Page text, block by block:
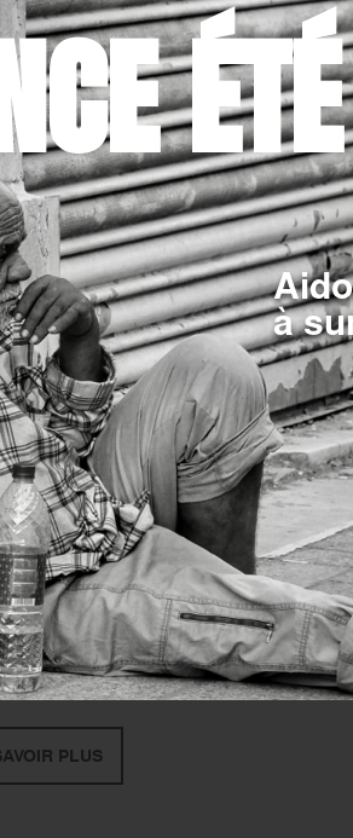
- 21.07.2026
pédestre
fête son premier
!
PLUS
à